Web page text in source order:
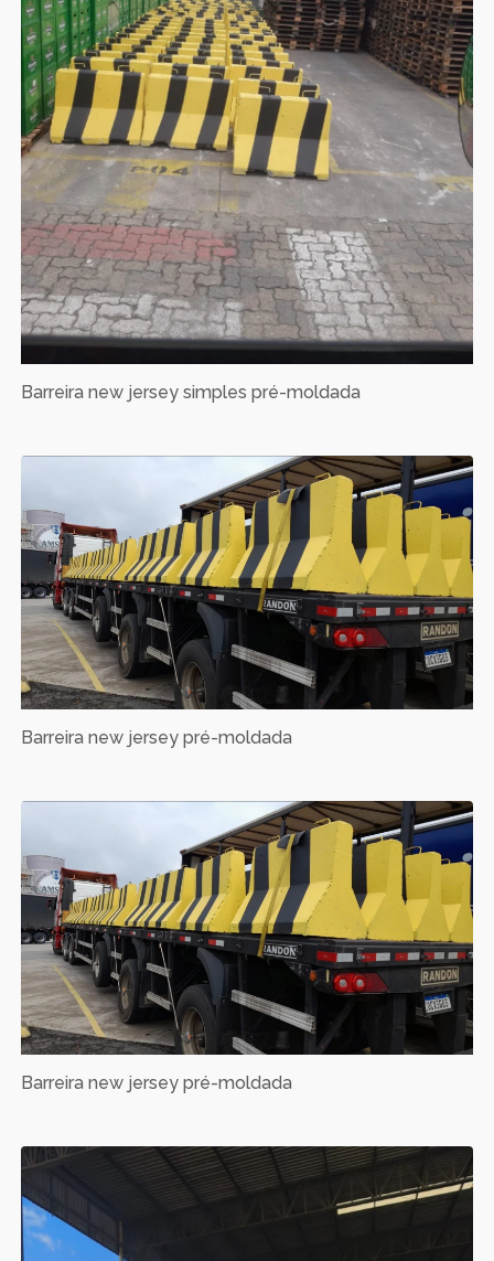
Barreira new jersey simples pré-moldada
Barreira new jersey pré-moldada
Barreira new jersey pré-moldada